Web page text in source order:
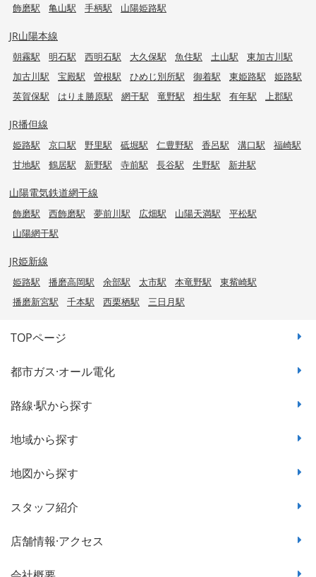
飾磨駅
亀山駅 手柄駅 山陽姫路駅
JR山陽本線
朝霧駅 明石駅 西明石駅 大久保駅 魚住駅 土山駅
東加古川駅
加古川駅
宝殿駅 曽根駅 ひめじ別所駅 御着駅 東姫路駅
姫路駅
英賀保駅
はりま勝原駅 網干駅 竜野駅 相生駅 有年駅 上郡駅
JR播但線
姫路駅 京口駅 野里駅 砥堀駅 仁豊野駅 香呂駅 溝口駅
福崎駅
甘地駅
鶴居駅 新野駅 寺前駅 長谷駅 生野駅 新井駅
山陽電気鉄道網干線
飾磨駅 西飾磨駅 夢前川駅 広畑駅 山陽天満駅
平松駅
山陽網干駅
JR姫新線
姫路駅 播磨高岡駅 余部駅 太市駅 本竜野駅
東觜崎駅
播磨新宮駅
千本駅 西栗栖駅 三日月駅
TOPページ
都市ガス·オール電化
路線·駅から探す
地域から探す
地図から探す
スタッフ紹介
店舗情報·アクセス